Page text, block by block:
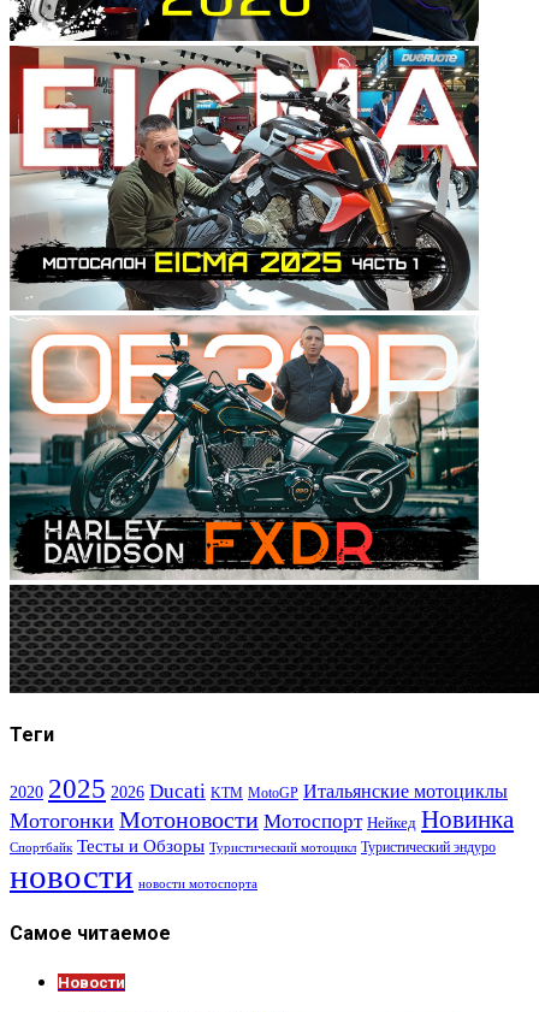
Теги
2020 2025 2026 Ducati KTM MotoGP Итальянские мотоциклы
Мотогонки Мотоновости Мотоспорт Нейкед Новинка
Спортбайк Тесты и Обзоры Туристический мотоцикл Туристический эндуро
новости новости мотоспорта
Самое читаемое
Новости